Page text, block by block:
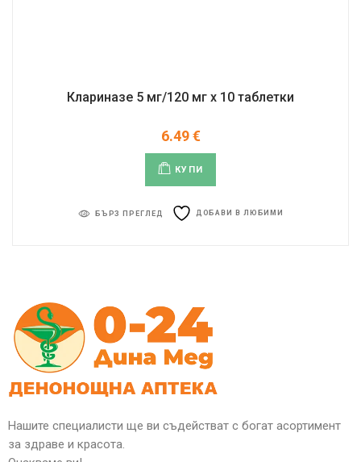
Клариназе 5 мг/120 мг x 10 таблетки
6.49€
КУПИ
БЪРЗ ПРЕГЛЕД ДОБАВИ В ЛЮБИМИ
Нашите специалисти ще ви съдействат с богат асортимент
за здраве и красота.